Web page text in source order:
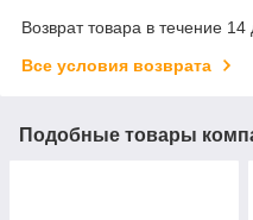
Возврат товара в течение
Все условия возврата
Подобные товары